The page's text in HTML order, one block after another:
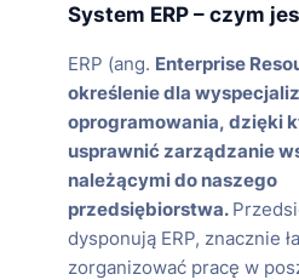
System ERP – czym
ERP (ang. Enterprise
określenie dla
oprogramowania, dzięki
usprawnić zarządzanie
należącymi do naszego
przedsiębiorstwa.
dysponują ERP, znacznie
zorganizować pracę w